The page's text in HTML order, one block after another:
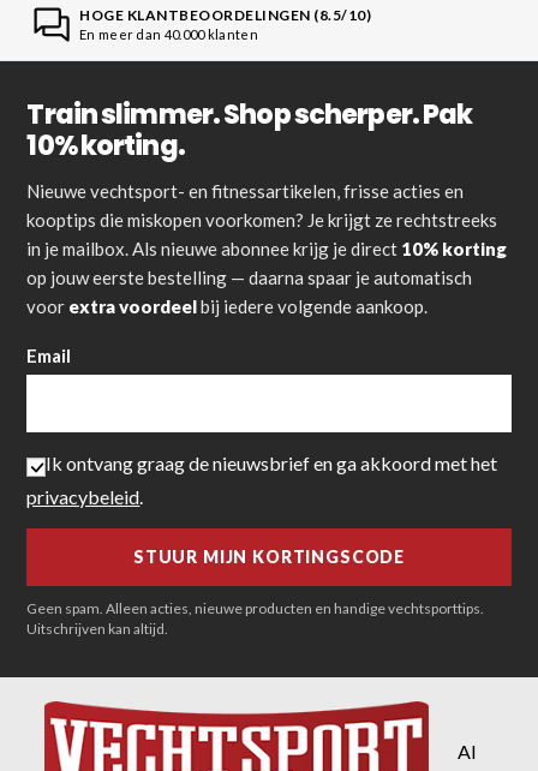
HOGE KLANTBEOORDELINGEN (8.5/10)
En meer dan 40.000 klanten
Train slimmer. Shop scherper. Pak
10% korting.
Nieuwe vechtsport- en fitnessartikelen, frisse acties en
kooptips die miskopen voorkomen? Je krijgt ze rechtstreeks
in je mailbox. Als nieuwe abonnee krijg je direct 10% korting
op jouw eerste bestelling — daarna spaar je automatisch
voor extra voordeelbij iedere volgende aankoop.
Email
Ik ontvang graag de nieuwsbrief en ga akkoord met het
privacybeleid.
Geen spam. Alleen acties, nieuwe producten en handige vechtsporttips.
Uitschrijven kan altijd.
Al